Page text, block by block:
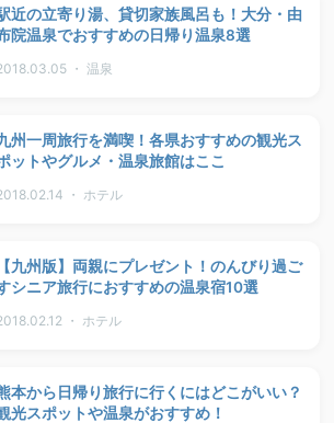
近の立寄り湯、貸切家族風呂も！大分・由
院温泉でおすすめの日帰り温泉8選
・ 温泉
州一周旅行を満喫！各県おすすめの観光ス
ットやグルメ・温泉旅館はここ
・ ホテル
【九州版】両親にプレゼント！のんびり過ご
シニア旅行におすすめの温泉宿10選
・ ホテル
本から日帰り旅行に行くにはどこがいい？
光スポットや温泉がおすすめ！